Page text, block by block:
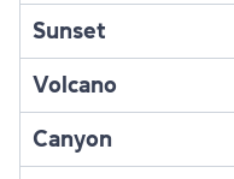
Sunset
Volcano
Canyon